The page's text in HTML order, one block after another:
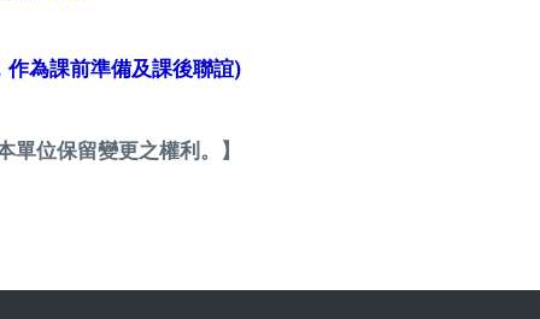
作為課前準備及課後聯誼)
位保留變更之權利。】